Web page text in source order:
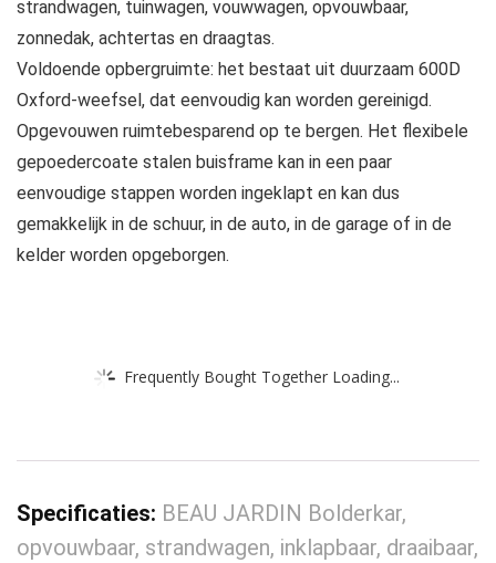
strandwagen, tuinwagen, vouwwagen, opvouwbaar,
zonnedak, achtertas en draagtas.
Voldoende opbergruimte: het bestaat uit duurzaam 600D
Oxford-weefsel, dat eenvoudig kan worden gereinigd.
Opgevouwen ruimtebesparend op te bergen. Het flexibele
gepoedercoate stalen buisframe kan in een paar
eenvoudige stappen worden ingeklapt en kan dus
gemakkelijk in de schuur, in de auto, in de garage of in de
kelder worden opgeborgen.
Frequently Bought Together Loading...
Specificaties: BEAU JARDIN Bolderkar,
opvouwbaar, strandwagen, inklapbaar, draaibaar,